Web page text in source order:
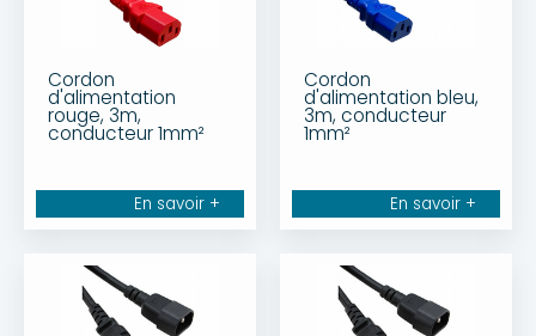
Cordon
d'alimentation
rouge, 3m,
conducteur 1mm²
En savoir +
Cordon
d'alimentation bleu,
3m, conducteur
1mm²
En savoir +